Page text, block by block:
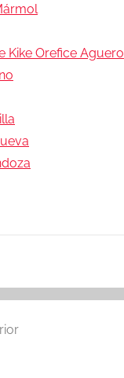
Kike Orefice Aguero